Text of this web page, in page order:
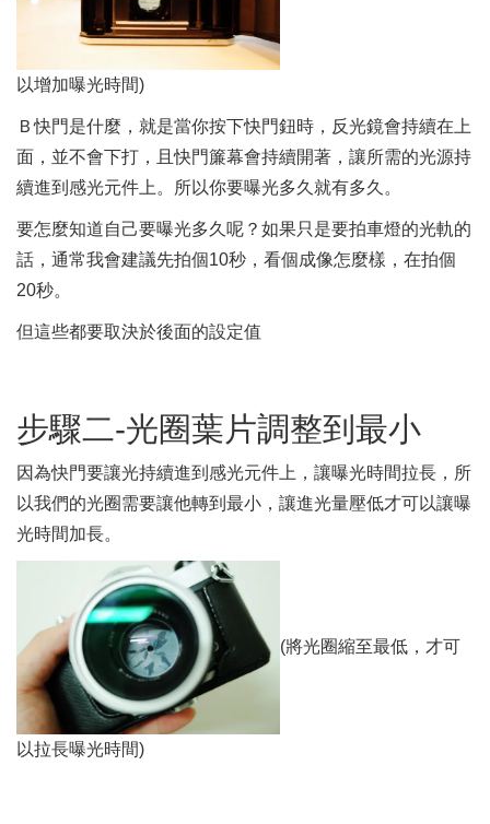
以增加曝光時間)
Ｂ快門是什麼，就是當你按下快門鈕時，反光鏡會持續在上
面，並不會下打，且快門簾幕會持續開著，讓所需的光源持
續進到感光元件上。所以你要曝光多久就有多久。
要怎麼知道自己要曝光多久呢？如果只是要拍車燈的光軌的
話，通常我會建議先拍個10秒，看個成像怎麼樣，在拍個
20秒。
但這些都要取決於後面的設定值
步驟二-光圈葉片調整到最小
因為快門要讓光持續進到感光元件上，讓曝光時間拉長，所
以我們的光圈需要讓他轉到最小，讓進光量壓低才可以讓曝
光時間加長。
(將光圈縮至最低，才可
以拉長曝光時間)